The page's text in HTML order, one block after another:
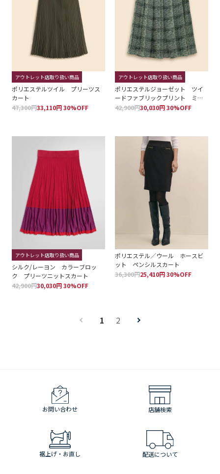
アウトレット店取り扱い商品
ポリエステルツイル プリーツス
カート
47,300円33,110円 30%OFF
アウトレット店取り扱い商品
ポリエステルジョーゼット ツイ
ードファブリックプリント ミデ
ィプリーツスカート
42,900円30,030円 30%OFF
アウトレット店取り扱い商品
シルク/レーヨン カラーブロッ
ク プリーツニットスカート
42,900円30,030円 30%OFF
ポリエステル／ウール ホースビ
ット ペンシルスカート
36,300円25,410円 30%OFF
1 2
お問い合わせ 店舗検索
裾上げ・お直し 配送について